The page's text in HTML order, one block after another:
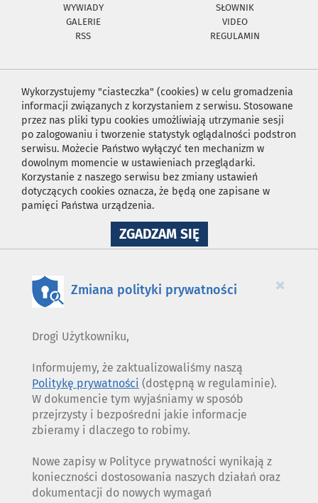
WYWIADY
SŁOWNIK
GALERIE
VIDEO
RSS
REGULAMIN
Wykorzystujemy "ciasteczka" (cookies) w celu gromadzenia
informacji związanych z korzystaniem z serwisu. Stosowane
przez nas pliki typu cookies umożliwiają utrzymanie sesji
po zalogowaniu i tworzenie statystyk oglądalności podstron
serwisu. Możecie Państwo wyłączyć ten mechanizm w
dowolnym momencie w ustawieniach przeglądarki.
Korzystanie z naszego serwisu bez zmiany ustawień
dotyczących cookies oznacza, że będą one zapisane w
pamięci Państwa urządzenia.
ZGADZAM SIĘNA
WYKORZYSTANIE
×
Zmiana polityki prywatności
Drogi Użytkowniku,
Informujemy, że zaktualizowaliśmy naszą
Politykę prywatności (dostępną w regulaminie).
W dokumencie tym wyjaśniamy w sposób
przejrzysty i bezpośredni jakie informacje
zbieramy i dlaczego to robimy.
Nowe zapisy w Polityce prywatności wynikają z
konieczności dostosowania naszych działań oraz
dokumentacji do nowych wymagań